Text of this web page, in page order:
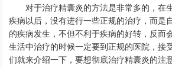
对于治疗精囊炎的方法是非常多的，在
疾病以后，没有进行一些正规的治疗，而是
的疾病发生，不但不利于疾病的好转，反而
生活中治疗的时候一定要到正规的医院，接
们就来介绍一下，要想彻底治疗精囊炎的注